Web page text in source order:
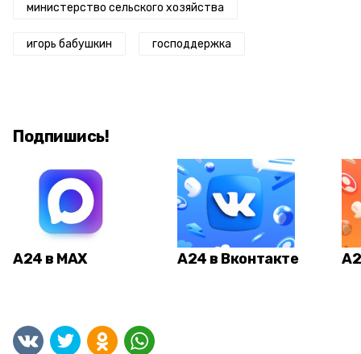
министерство сельского хозяйства
игорь бабушкин господдержка
Подпишись!
А24 в MAX А24 в Вконтакте